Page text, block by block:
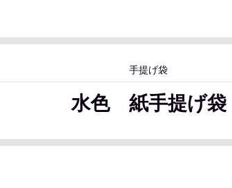
手提げ袋
水色 紙手提げ袋